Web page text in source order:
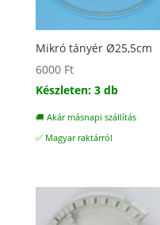
Mikró tányér Ø25,5cm
6000 Ft
Készleten: 3 db
🚚 Akár másnapi szállítás
✅ Magyar raktárról